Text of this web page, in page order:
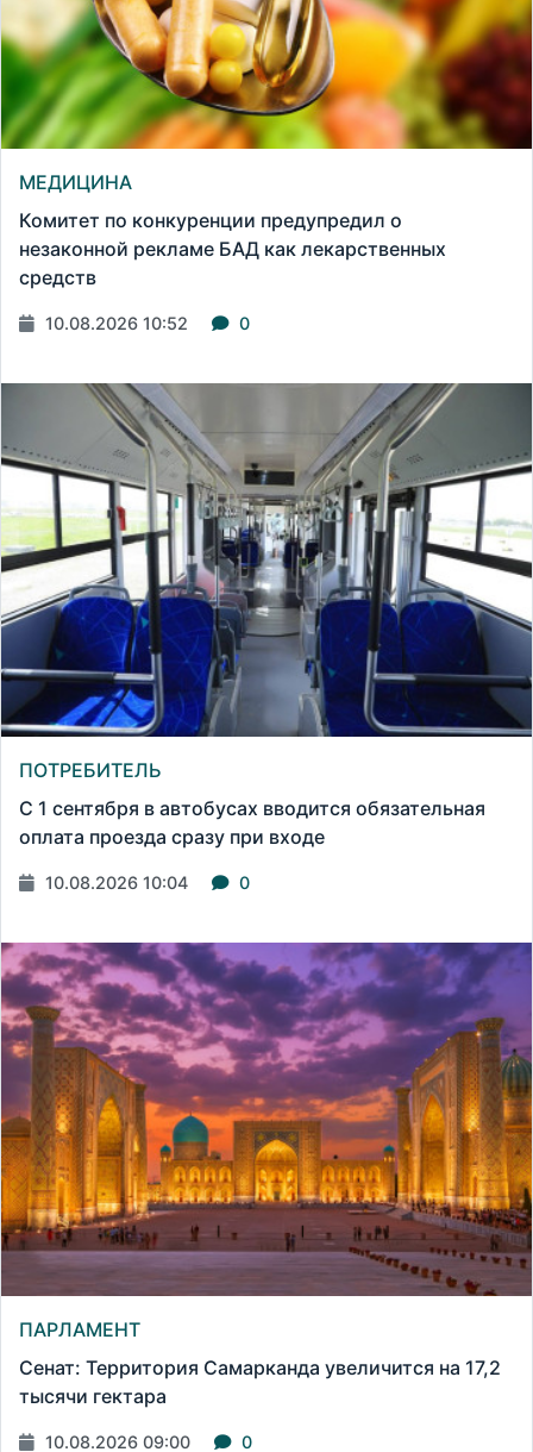
МЕДИЦИНА
Комитет по конкуренции предупредил о
незаконной рекламе БАД как лекарственных
средств
10.08.2026 10:52 0
ПОТРЕБИТЕЛЬ
С 1 сентября в автобусах вводится обязательная
оплата проезда сразу при входе
10.08.2026 10:04 0
ПАРЛАМЕНТ
Сенат: Территория Самарканда увеличится на 17,2
тысячи гектара
10.08.2026 09:00 0